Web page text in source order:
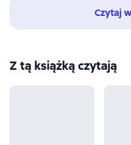
Czytaj
Z tą książką czytają